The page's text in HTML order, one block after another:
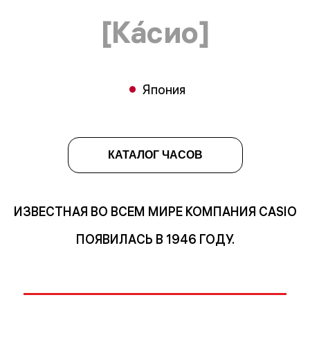
[Ка́сио]
Япония
КАТАЛОГ ЧАСОВ
ИЗВЕСТНАЯ ВО ВСЕМ МИРЕ КОМПАНИЯ CASIO
ПОЯВИЛАСЬ В 1946 ГОДУ.